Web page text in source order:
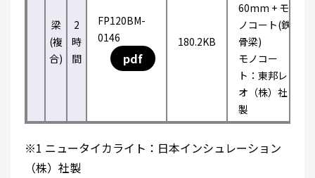
梁
(複
合)
2
時
間
FP120BM-
0146
pdf
180.2KB
60mm + モ
ノコート(鉄
骨梁)
モノコー
ト：東邦レ
オ（株）社
製
※1 ニュータイカライト：日本インシュレーション
（株）社製